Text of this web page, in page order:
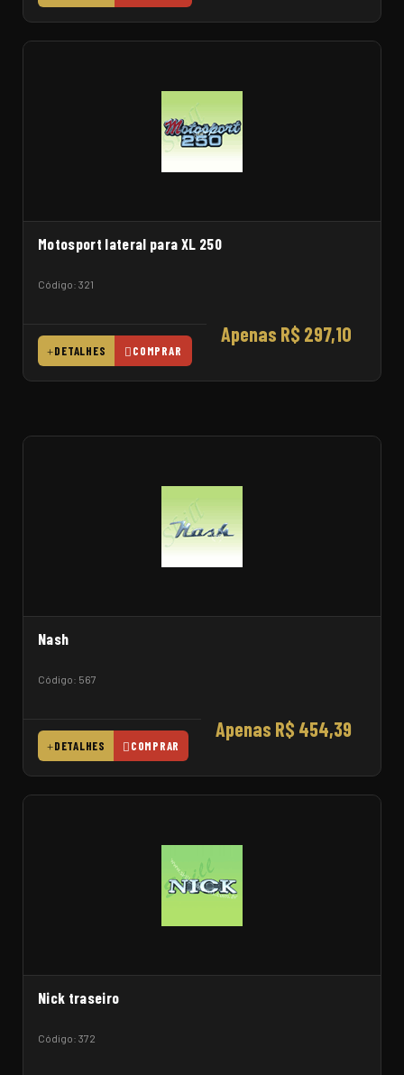
Motosport lateral para XL 250
Código: 321
Apenas R$ 297,10
DETALHES COMPRAR
Nash
Código: 567
Apenas R$ 454,39
DETALHES COMPRAR
Nick traseiro
Código: 372